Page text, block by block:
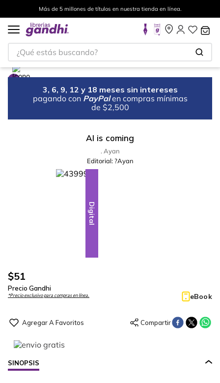
Más de 5 millones de títulos en nuestra tienda en línea.
¿Qué estás buscando?
3, 6, 9, 12 y 18 meses sin intereses
pagando con PayPal en compras mínimas
de $2,500
AI is coming
. Ayan
Editorial: ?Ayan
Digital
$51
Precio Gandhi
*Precio exclusivo para compras en línea. eBook
SINOPSIS